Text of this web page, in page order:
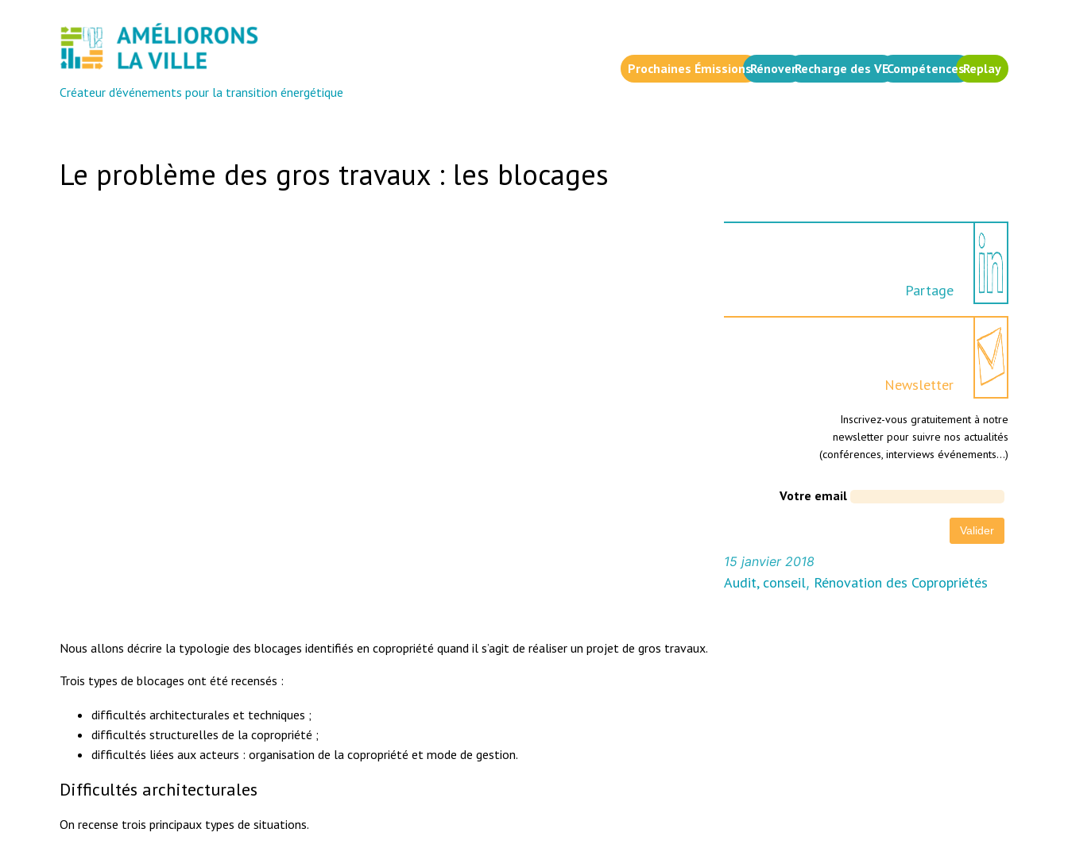
Créateur d'événements pour la transition énergétique
Prochaines ÉmissionsRénoverRecharge des VECompétencesReplay
Le problème des gros travaux : les blocages
Partage
Newsletter
Inscrivez-vous gratuitement à notre
newsletter pour suivre nos actualités
(conférences, interviews événements…)
Votre email
15 janvier 2018
Audit, conseil, Rénovation des Copropriétés
Nous allons décrire la typologie des blocages identifiés en copropriété quand il s’agit de réaliser un projet de gros travaux.
Trois types de blocages ont été recensés :
difficultés architecturales et techniques ;
difficultés structurelles de la copropriété ;
difficultés liées aux acteurs : organisation de la copropriété et mode de gestion.
Difficultés architecturales
On recense trois principaux types de situations.